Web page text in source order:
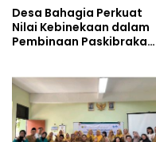
Desa Bahagia Perkuat
Nilai Kebinekaan dalam
Pembinaan Paskibraka